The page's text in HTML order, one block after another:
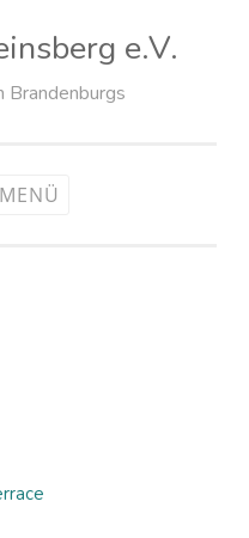
e.V.
Brandenburgs